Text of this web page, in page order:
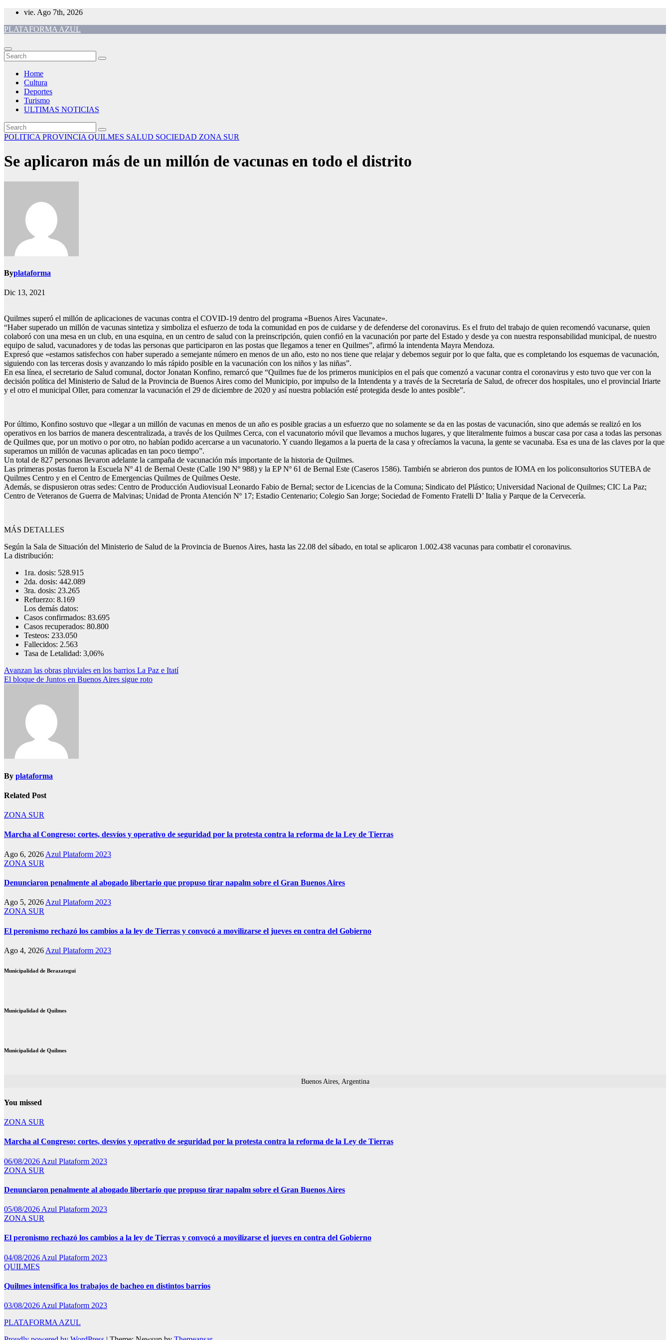
Skip
content
vie. Ago 7th, 2026
PLATAFORMA AZUL
Home
Cultura
Deportes
Turismo
ULTIMAS NOTICIAS
POLITICA PROVINCIA QUILMES SALUD SOCIEDAD ZONA SUR
Se aplicaron más de un millón de vacunas en todo el distrito
Byplataforma
Dic 13, 2021
Quilmes superó el millón de aplicaciones de vacunas contra el COVID-19 dentro del programa «Buenos Aires Vacunate».
“Haber superado un millón de vacunas sintetiza y simboliza el esfuerzo de toda la comunidad en pos de cuidarse y de defenderse del coronavirus. Es el fruto del trabajo de quien recomendó vacunarse, quien
colaboró con una mesa en un club, en una esquina, en un centro de salud con la preinscripción, quien confió en la vacunación por parte del Estado y desde ya con nuestra responsabilidad municipal, de nuestro
equipo de salud, vacunadores y de todas las personas que participaron en las postas que llegamos a tener en Quilmes”, afirmó la intendenta Mayra Mendoza.
Expresó que «estamos satisfechos con haber superado a semejante número en menos de un año, esto no nos tiene que relajar y debemos seguir por lo que falta, que es completando los esquemas de vacunación,
siguiendo con las terceras dosis y avanzando lo más rápido posible en la vacunación con los niños y las niñas”.
En esa línea, el secretario de Salud comunal, doctor Jonatan Konfino, remarcó que “Quilmes fue de los primeros municipios en el país que comenzó a vacunar contra el coronavirus y esto tuvo que ver con la
decisión política del Ministerio de Salud de la Provincia de Buenos Aires como del Municipio, por impulso de la Intendenta y a través de la Secretaría de Salud, de ofrecer dos hospitales, uno el provincial Iriarte
y el otro el municipal Oller, para comenzar la vacunación el 29 de diciembre de 2020 y así nuestra población esté protegida desde lo antes posible”.
Por último, Konfino sostuvo que «llegar a un millón de vacunas en menos de un año es posible gracias a un esfuerzo que no solamente se da en las postas de vacunación, sino que además se realizó en los
operativos en los barrios de manera descentralizada, a través de los Quilmes Cerca, con el vacunatorio móvil que llevamos a muchos lugares, y que literalmente fuimos a buscar casa por casa a todas las personas
de Quilmes que, por un motivo o por otro, no habían podido acercarse a un vacunatorio. Y cuando llegamos a la puerta de la casa y ofrecíamos la vacuna, la gente se vacunaba. Esa es una de las claves por la que
superamos un millón de vacunas aplicadas en tan poco tiempo”.
Un total de 827 personas llevaron adelante la campaña de vacunación más importante de la historia de Quilmes.
Las primeras postas fueron la Escuela Nº 41 de Bernal Oeste (Calle 190 Nº 988) y la EP Nº 61 de Bernal Este (Caseros 1586). También se abrieron dos puntos de IOMA en los policonsultorios SUTEBA de
Quilmes Centro y en el Centro de Emergencias Quilmes de Quilmes Oeste.
Además, se dispusieron otras sedes: Centro de Producción Audiovisual Leonardo Fabio de Bernal; sector de Licencias de la Comuna; Sindicato del Plástico; Universidad Nacional de Quilmes; CIC La Paz;
Centro de Veteranos de Guerra de Malvinas; Unidad de Pronta Atención Nº 17; Estadio Centenario; Colegio San Jorge; Sociedad de Fomento Fratelli D’ Italia y Parque de la Cervecería.
MÁS DETALLES
Según la Sala de Situación del Ministerio de Salud de la Provincia de Buenos Aires, hasta las 22.08 del sábado, en total se aplicaron 1.002.438 vacunas para combatir el coronavirus.
La distribución:
1ra. dosis: 528.915
2da. dosis: 442.089
3ra. dosis: 23.265
Refuerzo: 8.169
Los demás datos:
Casos confirmados: 83.695
Casos recuperados: 80.800
Testeos: 233.050
Fallecidos: 2.563
Tasa de Letalidad: 3,06%
Navegación
de
Avanzan las obras pluviales en los barrios La Paz e Itatí
El bloque de Juntos en Buenos Aires sigue roto
By plataforma
Related Post
ZONA SUR
Marcha al Congreso: cortes, desvíos y operativo de seguridad por la protesta contra la reforma de la Ley de Tierras
Ago 6, 2026 Azul Plataform 2023
ZONA SUR
Denunciaron penalmente al abogado libertario que propuso tirar napalm sobre el Gran Buenos Aires
Ago 5, 2026 Azul Plataform 2023
ZONA SUR
El peronismo rechazó los cambios a la ley de Tierras y convocó a movilizarse el jueves en contra del Gobierno
Ago 4, 2026 Azul Plataform 2023
Municipalidad de Berazategui
Municipalidad de Quilmes
Municipalidad de Quilmes
Buenos Aires, Argentina
You missed
ZONA SUR
Marcha al Congreso: cortes, desvíos y operativo de seguridad por la protesta contra la reforma de la Ley de Tierras
06/08/2026 Azul Plataform 2023
ZONA SUR
Denunciaron penalmente al abogado libertario que propuso tirar napalm sobre el Gran Buenos Aires
05/08/2026 Azul Plataform 2023
ZONA SUR
El peronismo rechazó los cambios a la ley de Tierras y convocó a movilizarse el jueves en contra del Gobierno
04/08/2026 Azul Plataform 2023
QUILMES
Quilmes intensifica los trabajos de bacheo en distintos barrios
03/08/2026 Azul Plataform 2023
PLATAFORMA AZUL